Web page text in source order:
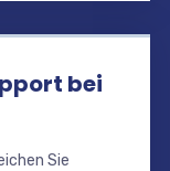
bei
Sie